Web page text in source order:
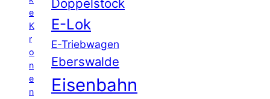
e
K
r
o
n
e
n
Doppelstock
E-Lok
E-Triebwagen
Eberswalde
Eisenbahn